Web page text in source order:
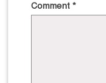
Comment *